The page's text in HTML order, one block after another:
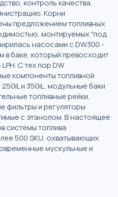
контроль качества,
Корни
предложением топливных
монтируемых "под
насосами с DW300 -
баке, который превосходит
С тех пор DW
компоненты топливной
и 350iL, модульные баки
топливные рейки,
фильтры и регуляторы
с этанолом. В настоящее
системы топлива
500 SKU, охватывающих
мускульные и